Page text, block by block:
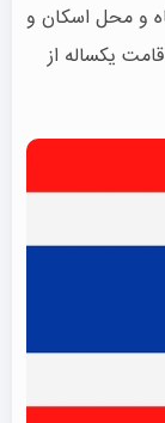
و محل اسکان و
یکساله از